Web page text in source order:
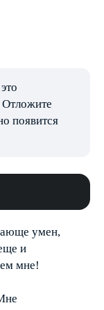
Отложите
появится
умен,
и
мне!